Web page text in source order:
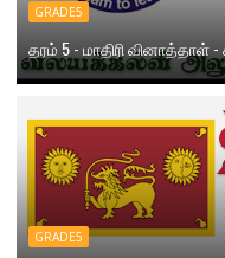
GRADE5
தரம் 5 - மாதிரி
GRADE5